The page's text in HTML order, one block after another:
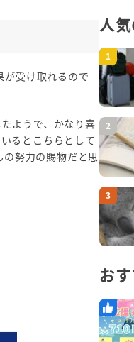
が受け取れるので
ようで、かなり喜
るとこちらとして
努力の賜物だと思
人
お